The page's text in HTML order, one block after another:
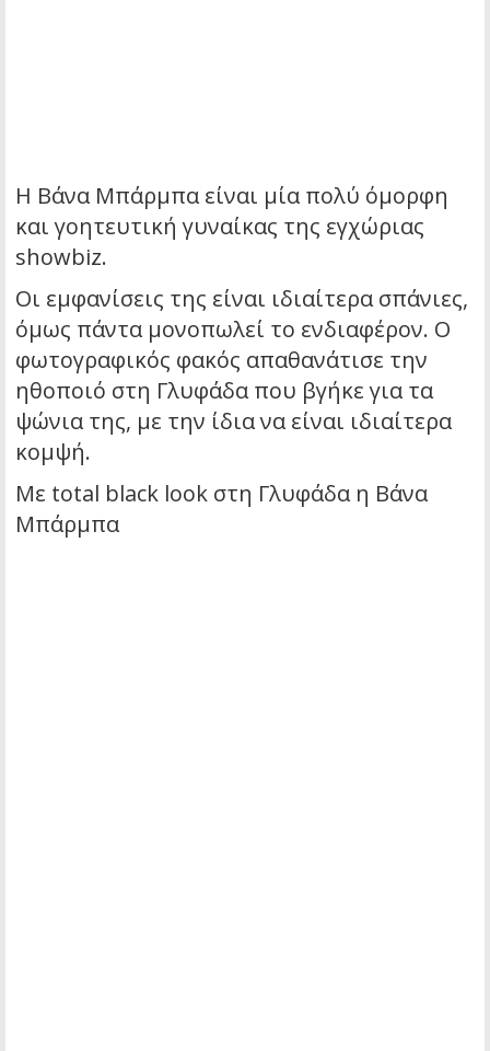
Η Βάνα Μπάρμπα είναι μία πολύ όμορφη
και γοητευτική γυναίκας της εγχώριας
showbiz.
Οι εμφανίσεις της είναι ιδιαίτερα σπάνιες,
όμως πάντα μονοπωλεί το ενδιαφέρον. Ο
φωτογραφικός φακός απαθανάτισε την
ηθοποιό στη Γλυφάδα που βγήκε για τα
ψώνια της, με την ίδια να είναι ιδιαίτερα
κομψή.
Με total black look στη Γλυφάδα η Βάνα
Μπάρμπα